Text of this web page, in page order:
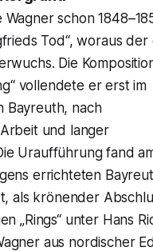
schon
Tod“, woraus der
Die
vollendete er erst im
Bayreuth, nach
und langer
Uraufführung fand
errichteten
als krönender
„Rings“ unter Hans
aus nordischer